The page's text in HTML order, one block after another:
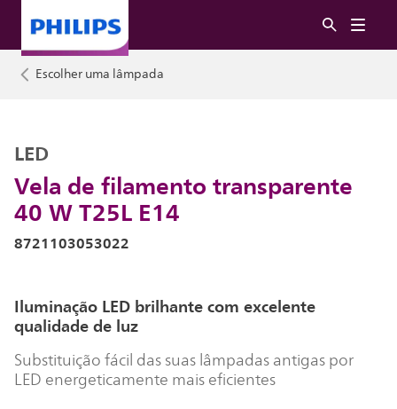
Escolher uma lâmpada
Vela de filamento transparente
40 W T25L E14
LED
8721103053022
Iluminação LED brilhante com excelente
qualidade de luz
Substituição fácil das suas lâmpadas antigas por
LED energeticamente mais eficientes